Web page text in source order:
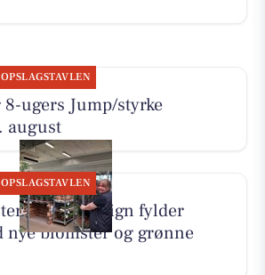
OPSLAGSTAVLEN
8-ugers Jump/styrke
august
OPSLAGSTAVLEN
& Havedesign fylder
nye blomster og grønne